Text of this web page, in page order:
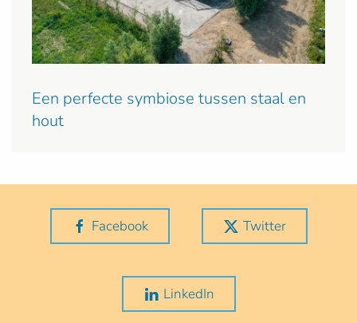
Een perfecte symbiose tussen staal en
hout
Facebook Twitter
LinkedIn